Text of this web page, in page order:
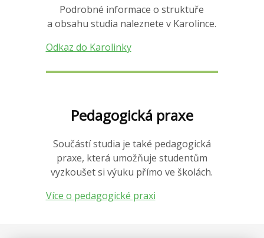
Podrobné informace o struktuře
a obsahu studia naleznete v Karolince.
Odkaz do Karolinky
Pedagogická praxe
Součástí studia je také pedagogická
praxe, která umožňuje studentům
vyzkoušet si výuku přímo ve školách.
Více o pedagogické praxi